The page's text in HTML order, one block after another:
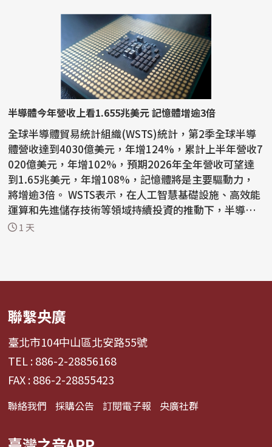
半導體今年營收上看1.655兆美元 記憶體增逾3倍
全球半導體貿易統計組織(WSTS)統計，第2季全球半導
體營收達到4030億美元，年增124%，累計上半年營收7
020億美元，年增102%，預期2026年全年營收可望達
到1.65兆美元，年增108%，記憶體將是主要驅動力，
將增逾3倍。 WSTS表示，在人工智慧基礎設施、高效能
運算和先進儲存技術等領域持續投資的推動下，半導體
產業今年上半年...
1 天
聯繫央廣
臺北市104中山區北安路55號
TEL : 886-2-28856168
FAX : 886-2-28855423
聯絡我們 採購公告 訂閱電子報 央廣社群